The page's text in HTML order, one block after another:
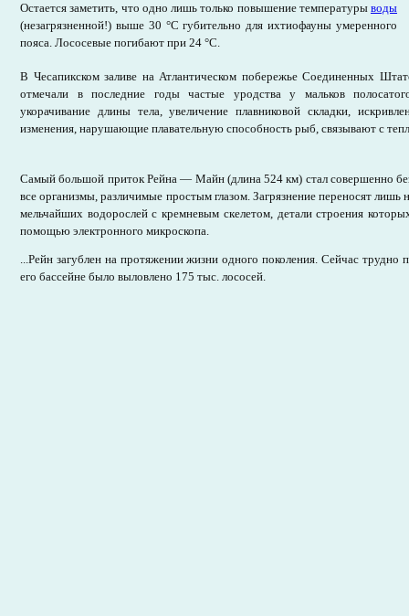
Остается заметить, что одно лишь только повышение температуры воды
(незагрязненной!) выше 30 °С губительно для ихтиофауны умеренного
пояса. Лососевые погибают при 24 °С.
В Чесапикском заливе на Атлантическом побережье Соединенных
отмечали в последние годы частые уродства у мальков
укорачивание длины тела, увеличение плавниковой складки,
изменения, нарушающие плавательную способность рыб, связывают с
Самый большой приток Рейна — Майн (длина 524 км) стал совершенно
все организмы, различимые простым глазом. Загрязнение переносят
мельчайших водорослей с кремневым скелетом, детали строения
помощью электронного микроскопа.
...Рейн загублен на протяжении жизни одного поколения. Сейчас трудно
его бассейне было выловлено 175 тыс. лососей.